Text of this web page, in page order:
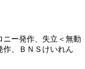
ー発作、失立＜無動
作、ＢＮＳけいれん